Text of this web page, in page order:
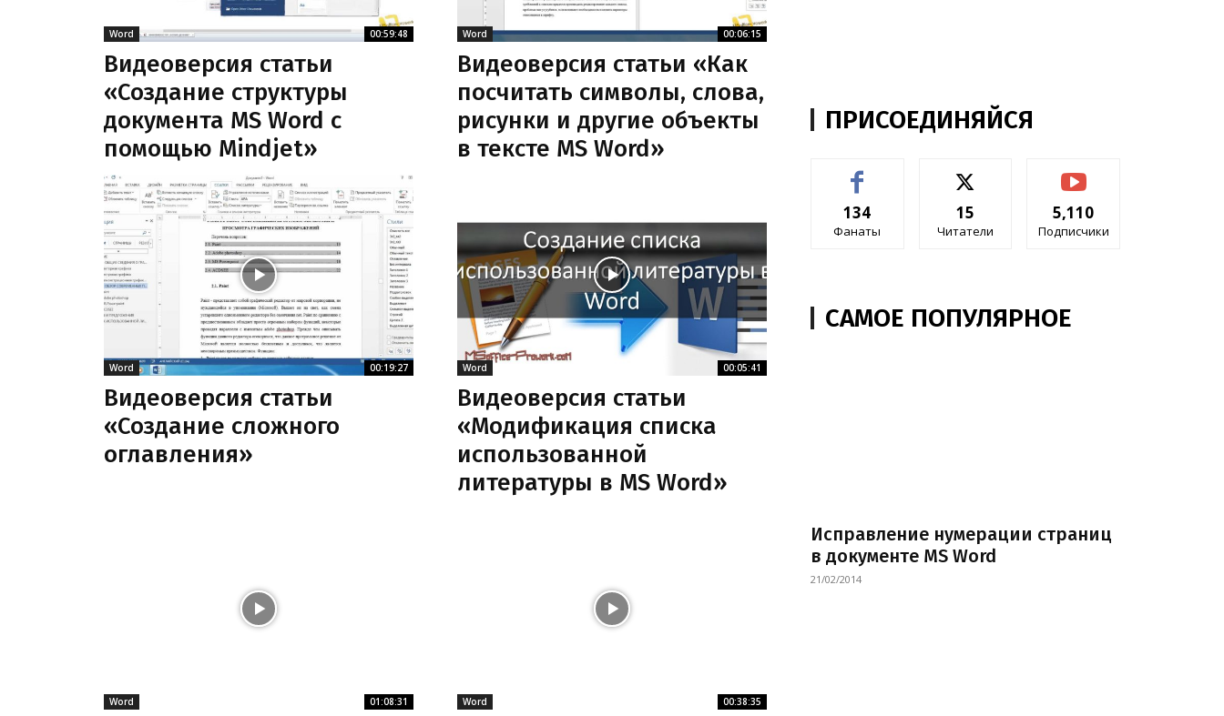
Word 00:59:48
Видеоверсия статьи
«Создание структуры
документа MS Word с
помощью Mindjet»
Word 00:06:15
Видеоверсия статьи «Как
посчитать символы, слова,
рисунки и другие объекты
в тексте MS Word»
Word 00:19:27
Видеоверсия статьи
«Создание сложного
оглавления»
Word 00:05:41
Видеоверсия статьи
«Модификация списка
использованной
литературы в MS Word»
Word 01:08:31 Word 00:38:35
ПРИСОЕДИНЯЙСЯ
134
Фанаты
15
Читатели
5,110
Подписчики
САМОЕ ПОПУЛЯРНОЕ
Исправление нумерации страниц
в документе MS Word
21/02/2014